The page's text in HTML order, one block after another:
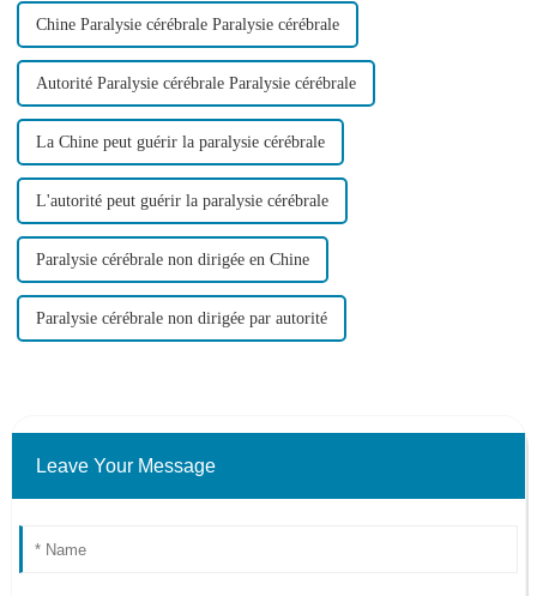
Chine Paralysie cérébrale Paralysie cérébrale
Autorité Paralysie cérébrale Paralysie cérébrale
La Chine peut guérir la paralysie cérébrale
L'autorité peut guérir la paralysie cérébrale
Paralysie cérébrale non dirigée en Chine
Paralysie cérébrale non dirigée par autorité
Leave Your Message